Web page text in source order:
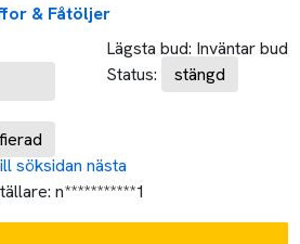
& Fåtöljer
Lägsta bud: Inväntar bud
Status:
stängd
söksidan nästa
n***********1